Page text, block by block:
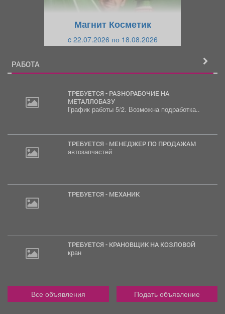
Магнит Косметик
c 22.07.2026 по 18.08.2026
РАБОТА
ТРЕБУЕТСЯ - РАЗНОРАБОЧИЕ НА
МЕТАЛЛОБАЗУ
График работы 5/2. Возможна подработка..
ТРЕБУЕТСЯ - МЕНЕДЖЕР ПО ПРОДАЖАМ
автозапчастей
ТРЕБУЕТСЯ - МЕХАНИК
ТРЕБУЕТСЯ - КРАНОВЩИК НА КОЗЛОВОЙ
кран
Все объявления Подать объявление